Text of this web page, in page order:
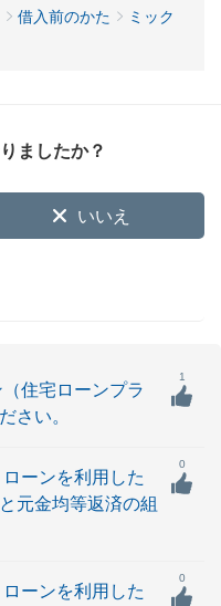
借入前のかた
ミック
ましたか？
いいえ
住宅ローンプラ
さい。
1
ーンを利用した
元金均等返済の組
0
ーンを利用した
0